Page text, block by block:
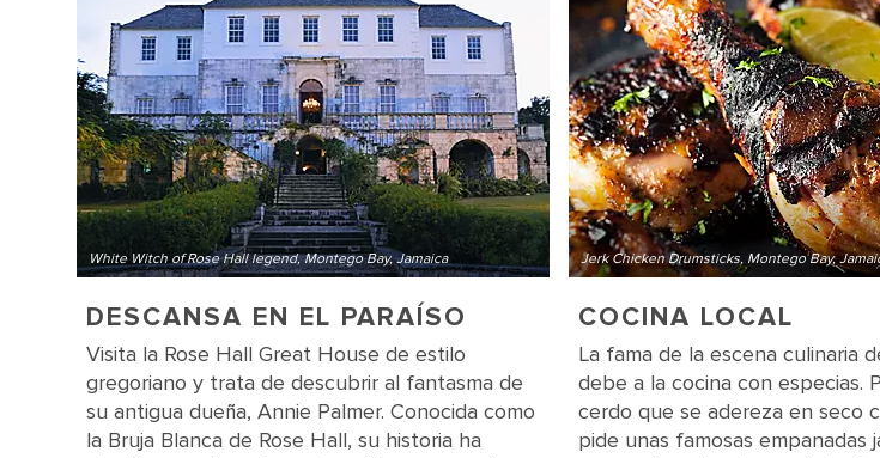
White Witch of Rose Hall legend, Montego Bay, Jamaica
DESCANSA EN EL PARAÍSO
Visita la Rose Hall Great House de estilo
gregoriano y trata de descubrir al fantasma de
su antigua dueña, Annie Palmer. Conocida como
la Bruja Blanca de Rose Hall, su historia ha
Jerk Chicken Drumsticks, Montego Bay,
COCINA LOCAL
La fama de la escena culinaria
debe a la cocina con especias.
cerdo que se adereza en seco
pide unas famosas empanadas